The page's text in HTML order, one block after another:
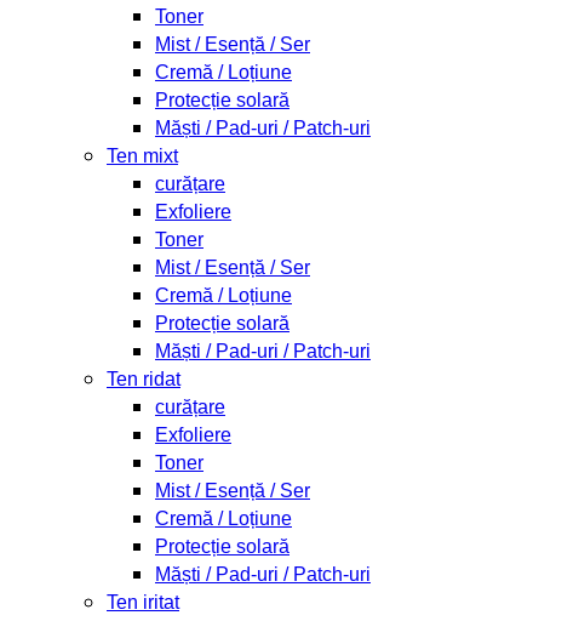
Toner
Mist / Esență / Ser
Cremă / Loțiune
Protecție solară
Măști / Pad-uri / Patch-uri
Ten mixt
curățare
Exfoliere
Toner
Mist / Esență / Ser
Cremă / Loțiune
Protecție solară
Măști / Pad-uri / Patch-uri
Ten ridat
curățare
Exfoliere
Toner
Mist / Esență / Ser
Cremă / Loțiune
Protecție solară
Măști / Pad-uri / Patch-uri
Ten iritat